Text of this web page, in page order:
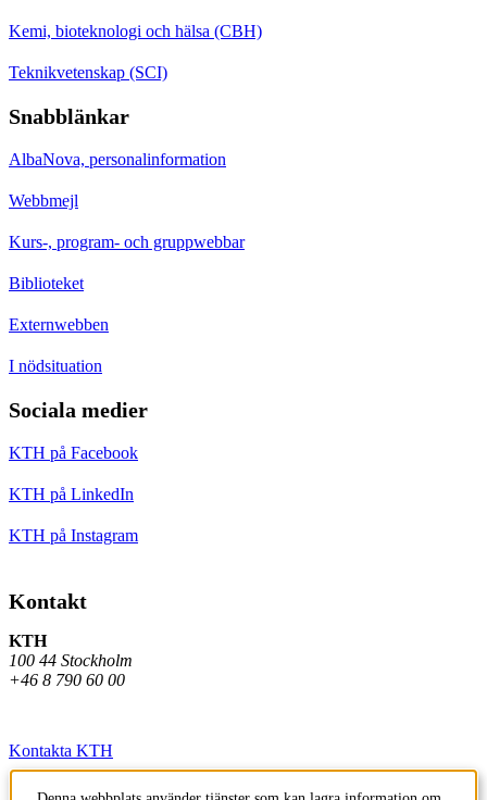
Kemi, bioteknologi och hälsa (CBH)
Teknikvetenskap (SCI)
Snabblänkar
AlbaNova, personalinformation
Webbmejl
Kurs-, program- och gruppwebbar
Biblioteket
Externwebben
I nödsituation
Sociala medier
KTH på Facebook
KTH på LinkedIn
KTH på Instagram
Kontakt
KTH
100 44 Stockholm
+46 8 790 60 00
Kontakta KTH
Jobba på KTH